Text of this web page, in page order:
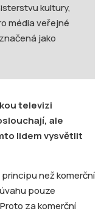
kultury,
média veřejné
jako
televizi
ale
lidem vysvětlit
než komerční
pouze
za komerční